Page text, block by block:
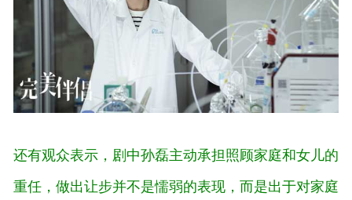
还有观众表示，剧中孙磊主动承担照顾家庭和女儿的
重任，做出让步并不是懦弱的表现，而是出于对家庭